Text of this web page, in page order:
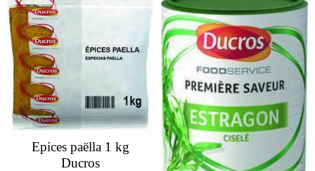
Epices paëlla 1 kg
Ducros